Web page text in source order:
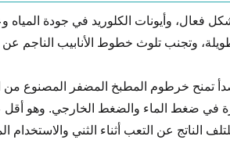
فعال، وأيونات الكلوريد في جودة المياه
وتجنب تلوث خطوط الأنابيب الناجم عن
تمنح خرطوم المطبخ المضفر المصنوع من
في ضغط الماء والضغط الخارجي. وهو
الناتج عن التعب أثناء الثني والاستخدام